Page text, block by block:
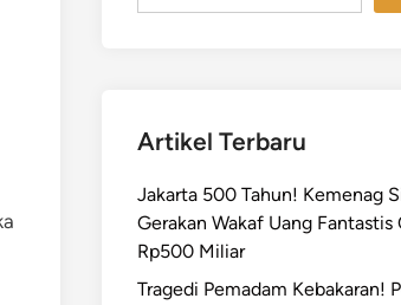
Artikel Terbaru
Jakarta 500 Tahun! Kemenag
Gerakan Wakaf Uang Fantastis
Rp500 Miliar
Tragedi Pemadam Kebakaran!